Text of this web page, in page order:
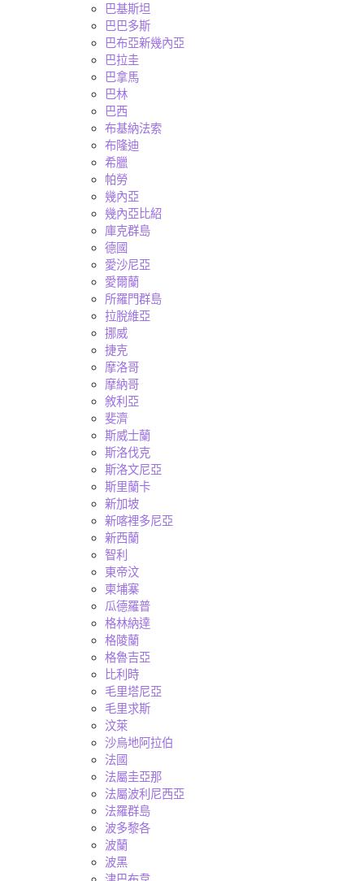
巴基斯坦
巴巴多斯
巴布亞新幾內亞
巴拉圭
巴拿馬
巴林
巴西
布基納法索
布隆迪
希臘
帕勞
幾內亞
幾內亞比紹
庫克群島
德國
愛沙尼亞
愛爾蘭
所羅門群島
拉脫維亞
挪威
捷克
摩洛哥
摩納哥
敘利亞
斐濟
斯威士蘭
斯洛伐克
斯洛文尼亞
斯里蘭卡
新加坡
新喀裡多尼亞
新西蘭
智利
東帝汶
柬埔寨
瓜德羅普
格林納達
格陵蘭
格魯吉亞
比利時
毛里塔尼亞
毛里求斯
汶萊
沙烏地阿拉伯
法國
法屬圭亞那
法屬波利尼西亞
法羅群島
波多黎各
波蘭
波黑